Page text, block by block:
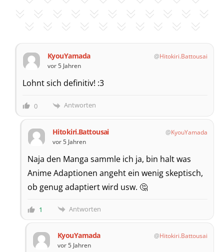
KyouYamada
Hitokiri.Battousai
vor 5 Jahren
Lohnt sich definitiv! :3
0 Antworten
Hitokiri.Battousai
KyouYamada
vor 5 Jahren
Naja den Manga sammle ich ja, bin halt was
Anime Adaptionen angeht ein wenig skeptisch,
ob genug adaptiert wird usw. 🤔
1 Antworten
KyouYamada
Hitokiri.Battousai
vor 5 Jahren